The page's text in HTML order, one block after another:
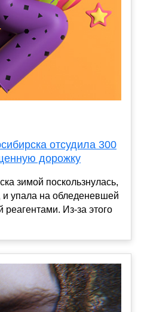
отсудила 300
дорожку
зимой поскользнулась,
упала на обледеневшей
Из-за этого